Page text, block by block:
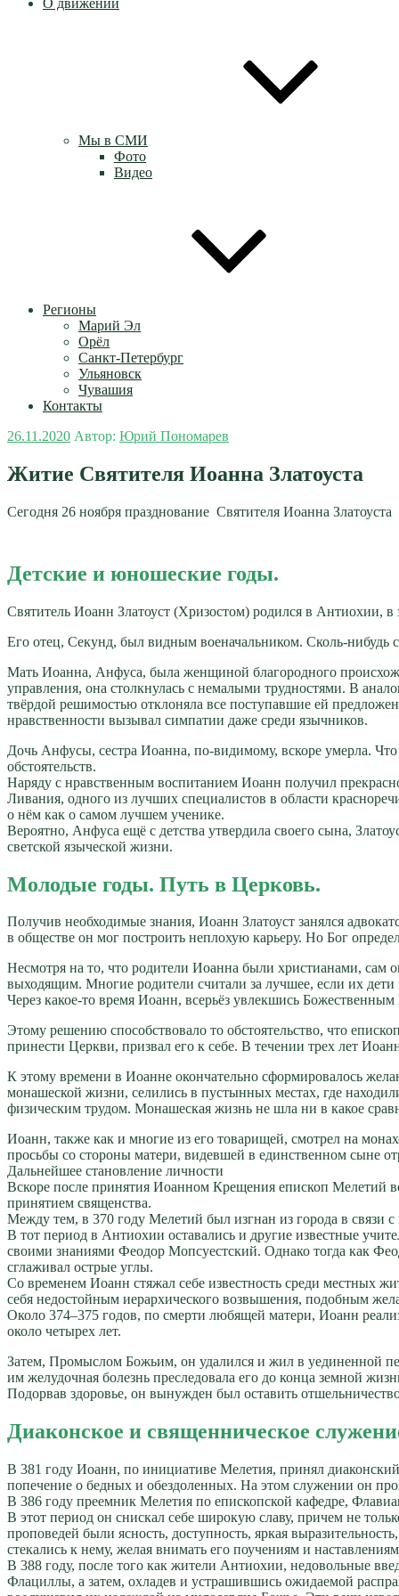
О движении
Мы в СМИ
Фото
Видео
Регионы
Марий Эл
Орёл
Санкт-Петербург
Ульяновск
Чувашия
Контакты
Опубликовано
26.11.2020 Автор: Юрий Пономарев
Житие Святителя Иоанна Златоуста
Сегодня 26 ноября празднование Святителя Иоанна
Детские и юношеские годы.
Святитель Иоанн Златоуст (Хризостом) родился в Антиохии, в
Его отец, Секунд, был видным военачальником. Сколь-нибудь
Мать Иоанна, Анфуса, была женщиной благородного
управления, она столкнулась с немалыми трудностями. В
твёрдой решимостью отклоняла все поступавшие ей
нравственности вызывал симпатии даже среди язычников.
Дочь Анфусы, сестра Иоанна, по-видимому, вскоре умерла.
обстоятельств.
Наряду с нравственным воспитанием Иоанн получил
Ливания, одного из лучших специалистов в области
о нём как о самом лучшем ученике.
Вероятно, Анфуса ещё с детства утвердила своего сына,
светской языческой жизни.
Молодые годы. Путь в Церковь.
Получив необходимые знания, Иоанн Златоуст занялся
в обществе он мог построить неплохую карьеру. Но Бог
Несмотря на то, что родители Иоанна были христианами, сам
выходящим. Многие родители считали за лучшее, если их
Через какое-то время Иоанн, всерьёз увлекшись
Этому решению способствовало то обстоятельство, что
принести Церкви, призвал его к себе. В течении трех лет
К этому времени в Иоанне окончательно сформировалось
монашеской жизни, селились в пустынных местах, где
физическим трудом. Монашеская жизнь не шла ни в какое
Иоанн, также как и многие из его товарищей, смотрел на
просьбы со стороны матери, видевшей в единственном сыне
Дальнейшее становление личности
Вскоре после принятия Иоанном Крещения епископ Мелетий
принятием священства.
Между тем, в 370 году Мелетий был изгнан из города в связи
В тот период в Антиохии оставались и другие известные
своими знаниями Феодор Мопсуестский. Однако тогда как
сглаживал острые углы.
Со временем Иоанн стяжал себе известность среди местных
себя недостойным иерархического возвышения, подобным
Около 374–375 годов, по смерти любящей матери, Иоанн
около четырех лет.
Затем, Промыслом Божьим, он удалился и жил в уединенной
им желудочная болезнь преследовала его до конца земной
Подорвав здоровье, он вынужден был оставить
Диаконское и священническое
В 381 году Иоанн, по инициативе Мелетия, принял
попечение о бедных и обездоленных. На этом служении он
В 386 году преемник Мелетия по епископской кафедре,
В этот период он снискал себе широкую славу, причем не
проповедей были ясность, доступность, яркая
стекались к нему, желая внимать его поучениям и
В 388 году, после того как жители Антиохии, недовольные
Флациллы, а затем, охладев и устрашившись ожидаемой